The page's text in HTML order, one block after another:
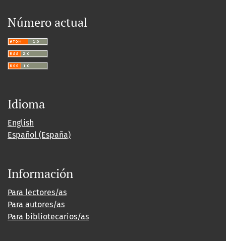
Número actual
Idioma
English
Español (España)
Información
Para lectores/as
Para autores/as
Para bibliotecarios/as